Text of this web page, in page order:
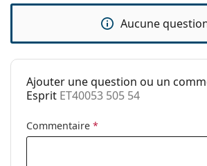
Catégorie:
Lunettes de
Marque:
Esprit
Utilisation:
Code:
Aucune
Ajouter une question ou un
Esprit ET40053 505 54
Commentaire *